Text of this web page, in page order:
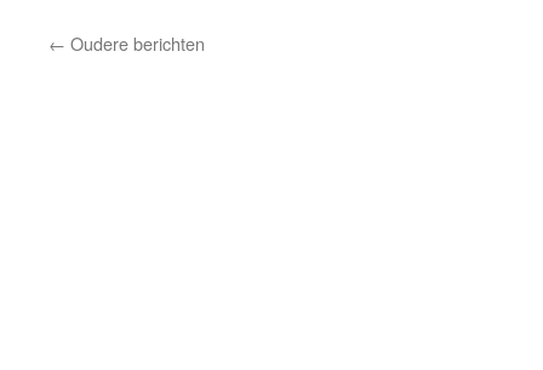
← Oudere berichten